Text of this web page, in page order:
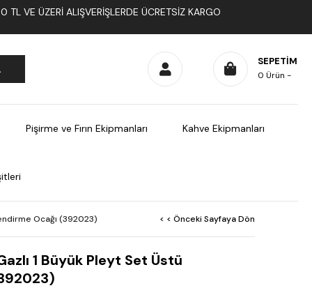
VE ÜZERI ALIŞVERIŞLERDE ÜCRETSIZ KARGO
SEPETIM
0 Ürün
Pişirme ve Fırın Ekipmanları Kahve Ekipmanları
Ocağı (392023) < < Önceki Sayfaya Dön
1 Büyük Pleyt Set Üstü